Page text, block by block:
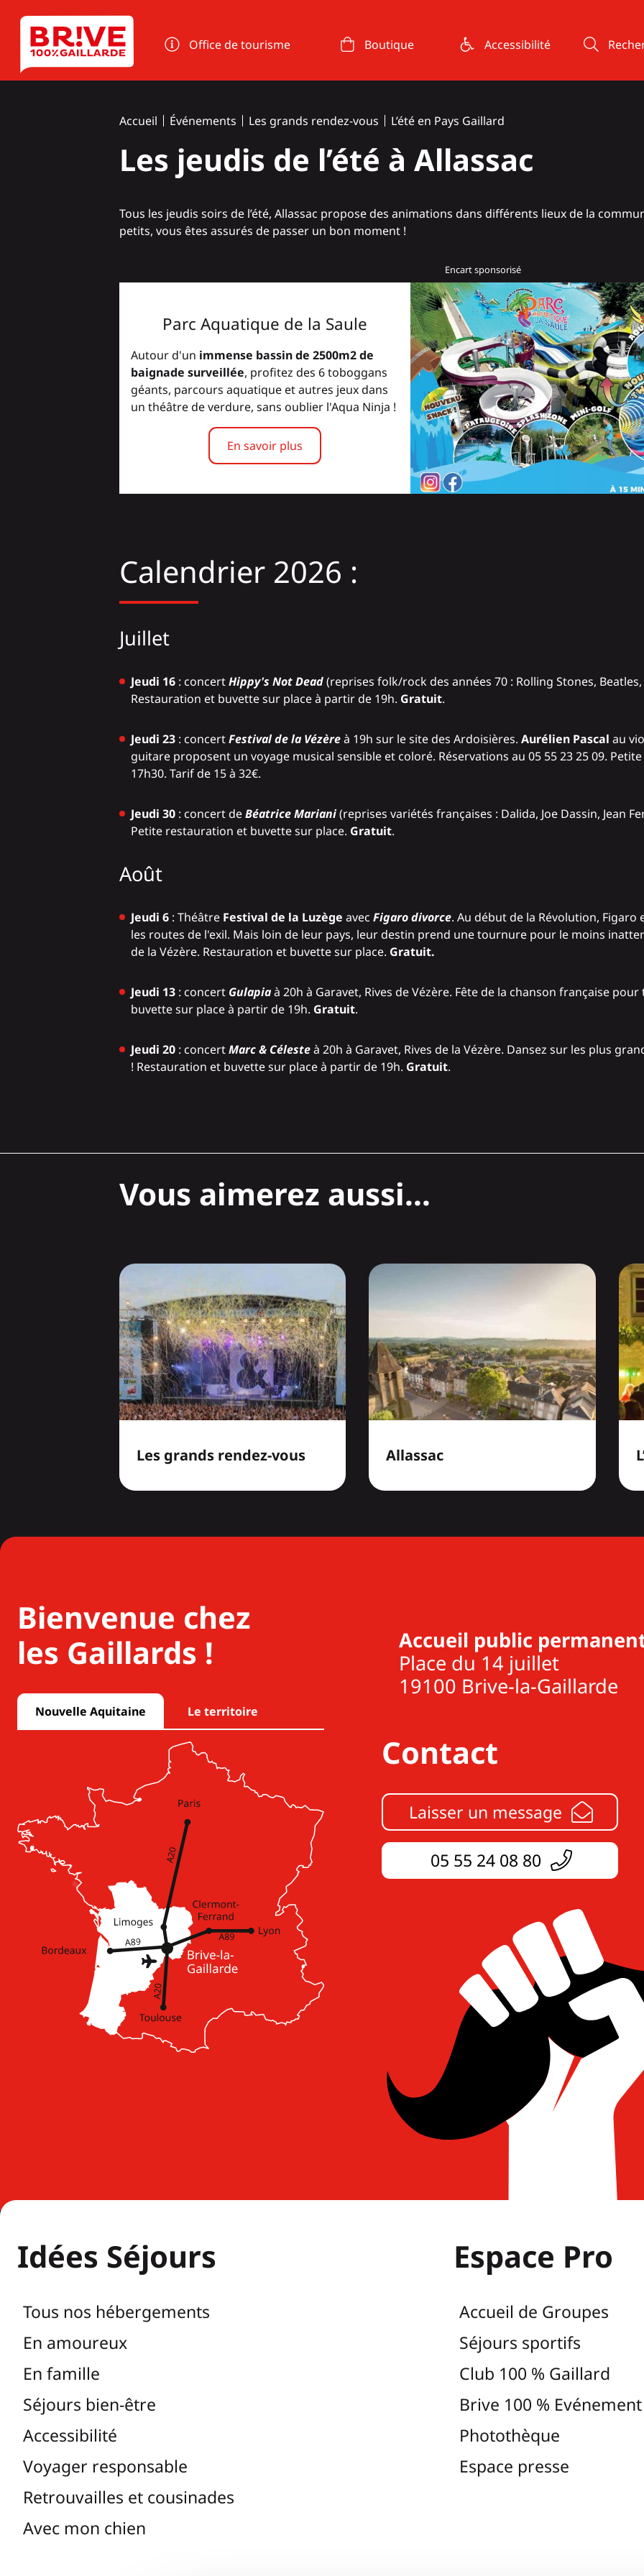
Office de tourisme Boutique Accessibilité
Accueil Événements Les grands rendez-vous L’été en Pays Gaillard
Les jeudis de l’été à Allassac
Tous les jeudis soirs de l’été, Allassac propose des animations dans différents lieux de la
petits, vous êtes assurés de passer un bon moment !
Parc Aquatique de la Saule
Autour d'un immense bassin de 2500m2 de
baignade surveillée, profitez des 6 toboggans
géants, parcours aquatique et autres jeux dans
un théâtre de verdure, sans oublier l'Aqua Ninja !
En savoir plus
Calendrier 2026 :
Juillet
Jeudi 16: concertHippy's Not Dead (reprises folk/rock des années 70 : Rolling Stones,
Restauration et buvette sur place à partir de 19h. Gratuit.
Jeudi 23: concertFestival de la Vézèreà 19h sur le site des Ardoisières. Aurélien Pascal au
guitare proposent un voyage musical sensible et coloré. Réservations au 05 55 23 25 09.
17h30. Tarif de 15 à 32€.
Jeudi 30: concert deBéatrice Mariani(reprises variétés françaises : Dalida, Joe Dassin, Jean
Petite restauration et buvette sur place. Gratuit.
Août
Jeudi 6: Théâtre Festival de la Luzège avec Figaro divorce. Au début de la Révolution,
les routes de l'exil. Mais loin de leur pays, leur destin prend une tournure pour le moins
de la Vézère. Restauration et buvette sur place. Gratuit.
Jeudi 13: concert Gulapiaà 20h à Garavet, Rives de Vézère. Fête de la chanson française
buvette sur place à partir de 19h. Gratuit.
Jeudi 20: concertMarc & Célesteà 20h à Garavet, Rives de la Vézère. Dansez sur les plus
! Restauration et buvette sur place à partir de 19h. Gratuit.
Vous aimerez aussi...
Les grands rendez-vous Allassac
Bienvenue chez
les Gaillards !
Nouvelle Aquitaine Le territoire
Accueil public
Place du 14 juillet
19100 Brive-la-Gaillarde
Contact
Laisser un message
05 55 24 08 80
Idées Séjours
Tous nos hébergements
En amoureux
En famille
Séjours bien-être
Accessibilité
Voyager responsable
Retrouvailles et cousinades
Avec mon chien
Espace Pro
Accueil de Groupes
Séjours sportifs
Club 100 % Gaillard
Brive 100 % Evénement
Photothèque
Espace presse